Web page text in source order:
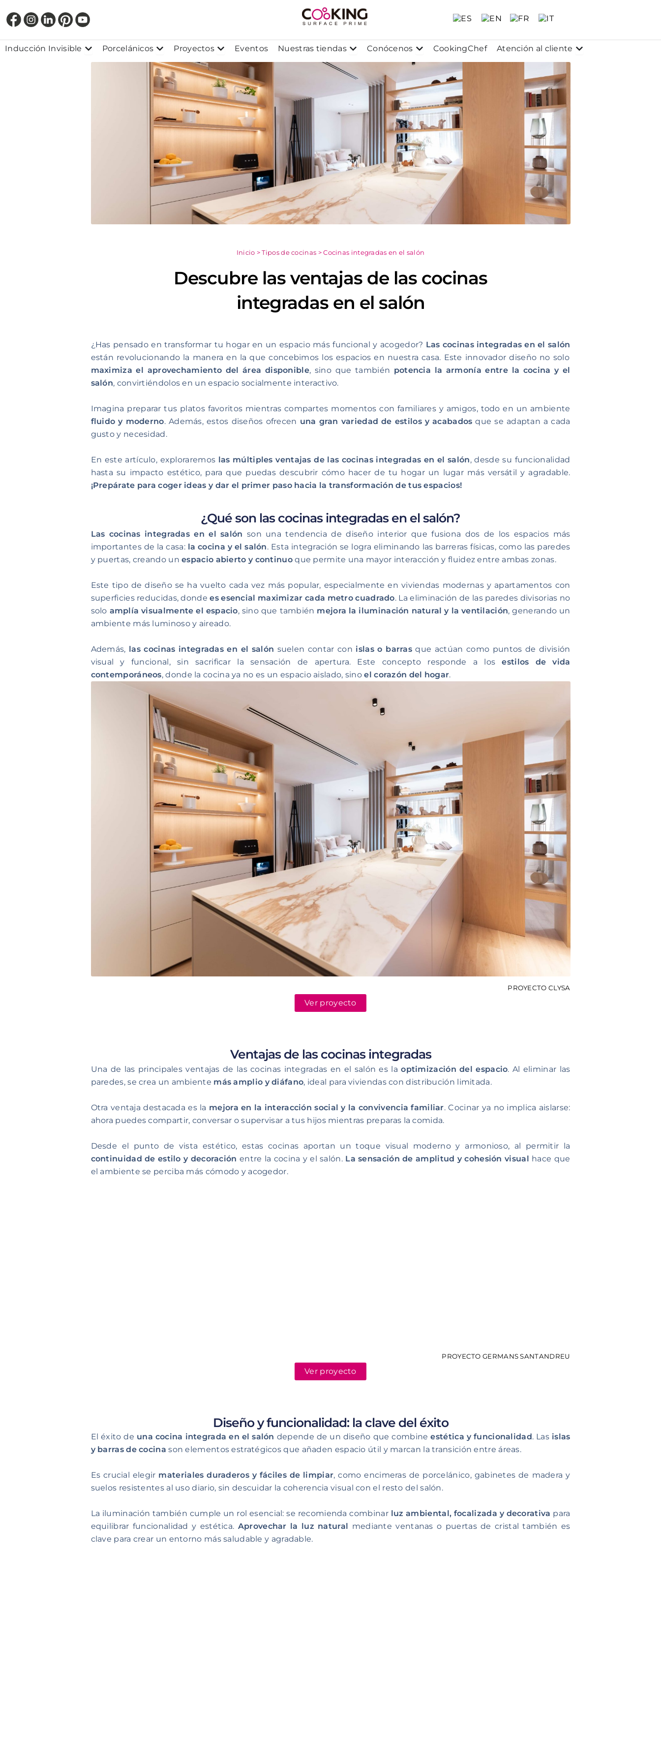
al
Inducción Invisible Abrir Inducción Invisible
Porcelánicos Abrir Porcelánicos
Proyectos Abrir Proyectos
Eventos Nuestras tiendas Abrir Nuestras tiendas
Conócenos Abrir Conócenos
CookingChef Atención al cliente Abrir Atención al
Inicio >Tipos de cocinas >Cocinas integradas en el salón
Descubre las ventajas de las cocinas
integradas en el salón
¿Has pensado en transformar tu hogar en un espacio más funcional y acogedor? Las cocinas integradas en el salón
están revolucionando la manera en la que concebimos los espacios en nuestra casa. Este innovador diseño no solo
maximiza el aprovechamiento del área disponible, sino que también potencia la armonía entre la cocina y el
salón, convirtiéndolos en un espacio socialmente interactivo.
Imagina preparar tus platos favoritos mientras compartes momentos con familiares y amigos, todo en un ambiente
fluido y moderno. Además, estos diseños ofrecen una gran variedad de estilos y acabados que se adaptan a cada
gusto y necesidad.
En este artículo, exploraremos las múltiples ventajas de las cocinas integradas en el salón, desde su funcionalidad
hasta su impacto estético, para que puedas descubrir cómo hacer de tu hogar un lugar más versátil y agradable.
¡Prepárate para coger ideas y dar el primer paso hacia la transformación de tus espacios!
¿Qué son las cocinas integradas en el salón?
Las cocinas integradas en el salón son una tendencia de diseño interior que fusiona dos de los espacios más
importantes de la casa: la cocina y el salón. Esta integración se logra eliminando las barreras físicas, como las paredes
y puertas, creando unespacio abierto y continuoque permite una mayor interacción y fluidez entre ambas zonas.
Este tipo de diseño se ha vuelto cada vez más popular, especialmente en viviendas modernas y apartamentos con
superficies reducidas, dondees esencial maximizar cada metro cuadrado. La eliminación de las paredes divisorias no
solo amplía visualmente el espacio, sino que también mejora la iluminación natural y la ventilación, generando un
ambiente más luminoso y aireado.
Además, las cocinas integradas en el salón suelen contar con islas o barras que actúan como puntos de división
visual y funcional, sin sacrificar la sensación de apertura. Este concepto responde a losestilos de vida
contemporáneos, donde la cocina ya no es un espacio aislado, sinoel corazón del hogar.
PROYECTO CLYSA
Ver proyecto
Ventajas de las cocinas integradas
Una de las principales ventajas de las cocinas integradas en el salón es laoptimización del espacio. Al eliminar las
paredes, se crea un ambiente más amplio y diáfano, ideal para viviendas con distribución limitada.
Otra ventaja destacada es la mejora en la interacción social y la convivencia familiar. Cocinar ya no implica aislarse:
ahora puedes compartir, conversar o supervisar a tus hijos mientras preparas la comida.
Desde el punto de vista estético, estas cocinas aportan un toque visual moderno y armonioso, al permitir la
continuidad de estilo y decoración entre la cocina y el salón. La sensación de amplitud y cohesión visual hace que
el ambiente se perciba más cómodo y acogedor.
PROYECTO GERMANS SANTANDREU
Ver proyecto
Diseño y funcionalidad: la clave del éxito
El éxito de una cocina integrada en el salón depende de un diseño que combineestética y funcionalidad. Las islas
y barras de cocina son elementos estratégicos que añaden espacio útil y marcan la transición entre áreas.
Es crucial elegir materiales duraderos y fáciles de limpiar, como encimeras de porcelánico, gabinetes de madera y
suelos resistentes al uso diario, sin descuidar la coherencia visual con el resto del salón.
La iluminación también cumple un rol esencial: se recomienda combinar luz ambiental, focalizada y decorativa para
equilibrar funcionalidad y estética. Aprovechar la luz natural mediante ventanas o puertas de cristal también es
clave para crear un entorno más saludable y agradable.